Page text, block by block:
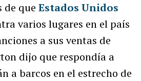
de que Estados Unidos
varios lugares en el país
a sus ventas de
dijo que respondía a
a barcos en el estrecho de